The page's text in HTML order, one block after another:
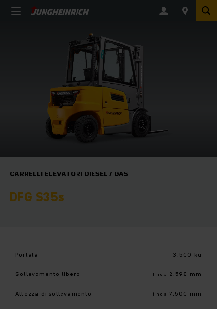
CARRELLI ELEVATORI DIESEL / GAS
DFG S35s
Portata 3.500 kg
Sollevamento libero fino a 2.598 mm
Altezza di sollevamento fino a 7.500 mm